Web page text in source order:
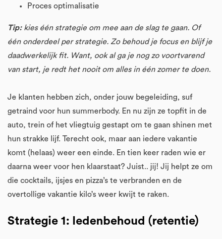
Proces optimalisatie
Tip:kies één strategie om mee aan de slag te gaan. Of
één onderdeel per strategie. Zo behoud je focus en blijf je
daadwerkelijk fit. Want, ook al ga je nog zo voortvarend
van start, je redt het nooit om alles in één zomer te doen.
Je klanten hebben zich, onder jouw begeleiding, suf
getraind voor hun summerbody. En nu zijn ze topfit in de
auto, trein of het vliegtuig gestapt om te gaan shinen met
hun strakke lijf. Terecht ook, maar aan iedere vakantie
komt (helaas) weer een einde. En tien keer raden wie er
daarna weer voor hen klaarstaat? Juist.. jij! Jij helpt ze om
die cocktails, ijsjes en pizza’s te verbranden en de
overtollige vakantie kilo’s weer kwijt te raken.
Strategie 1: ledenbehoud (retentie)